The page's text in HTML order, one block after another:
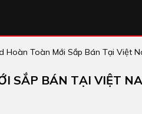
Hoàn Toàn Mới Sắp Bán Tại Việt
SẮP BÁN TẠI VIỆT